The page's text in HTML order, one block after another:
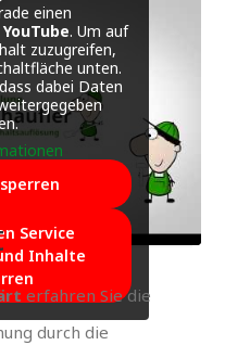
einen
YouTube. Um auf
zuzugreifen,
unten.
dabei Daten
Service
Inhalte
erfahren Sie die
durch die